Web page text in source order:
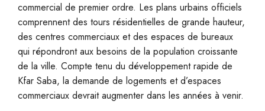
commercial de premier ordre. Les plans urbains officiels
comprennent des tours résidentielles de grande hauteur,
des centres commerciaux et des espaces de bureaux
qui répondront aux besoins de la population croissante
de la ville. Compte tenu du développement rapide de
Kfar Saba, la demande de logements et d’espaces
commerciaux devrait augmenter dans les années à venir.